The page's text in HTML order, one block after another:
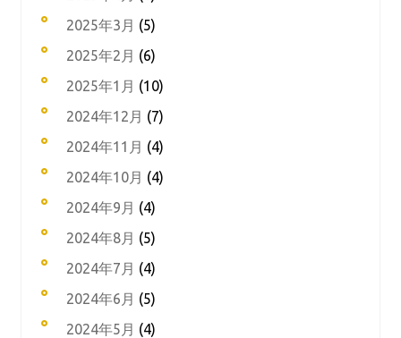
2025年3月 (5)
2025年2月 (6)
2025年1月 (10)
2024年12月 (7)
2024年11月 (4)
2024年10月 (4)
2024年9月 (4)
2024年8月 (5)
2024年7月 (4)
2024年6月 (5)
2024年5月 (4)